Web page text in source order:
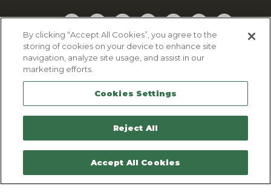
Facebook
TwitterYouTubePinterestInstagramLinkedInTikTok
Politique d'utilisation des cookies
Politique de confidentialité
Mentions légales
Plan du site
Contactez-nous
By clicking “Accept All Cookies”, you agree to the
storing of cookies on your device to enhance site
navigation, analyze site usage, and assist in our
marketing efforts.
Cookies Settings
Reject All
Accept All Cookies